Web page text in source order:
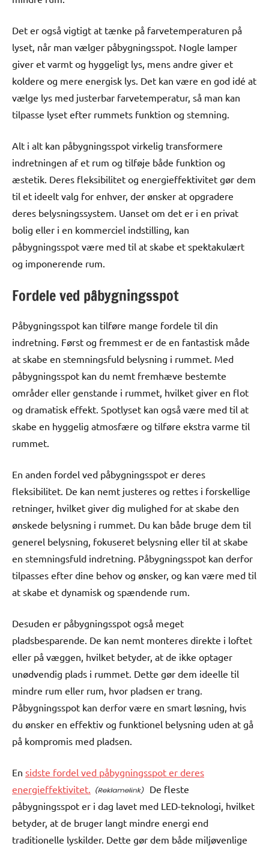
Det er også vigtigt at tænke på farvetemperaturen på
lyset, når man vælger påbygningsspot. Nogle lamper
giver et varmt og hyggeligt lys, mens andre giver et
koldere og mere energisk lys. Det kan være en god idé at
vælge lys med justerbar farvetemperatur, så man kan
tilpasse lyset efter rummets funktion og stemning.
Alt i alt kan påbygningsspot virkelig transformere
indretningen af et rum og tilføje både funktion og
æstetik. Deres fleksibilitet og energieffektivitet gør dem
til et ideelt valg for enhver, der ønsker at opgradere
deres belysningssystem. Uanset om det er i en privat
bolig eller i en kommerciel indstilling, kan
påbygningsspot være med til at skabe et spektakulært
og imponerende rum.
Fordele ved påbygningsspot
Påbygningsspot kan tilføre mange fordele til din
indretning. Først og fremmest er de en fantastisk måde
at skabe en stemningsfuld belysning i rummet. Med
påbygningsspot kan du nemt fremhæve bestemte
områder eller genstande i rummet, hvilket giver en flot
og dramatisk effekt. Spotlyset kan også være med til at
skabe en hyggelig atmosfære og tilføre ekstra varme til
rummet.
En anden fordel ved påbygningsspot er deres
fleksibilitet. De kan nemt justeres og rettes i forskellige
retninger, hvilket giver dig mulighed for at skabe den
ønskede belysning i rummet. Du kan både bruge dem til
generel belysning, fokuseret belysning eller til at skabe
en stemningsfuld indretning. Påbygningsspot kan derfor
tilpasses efter dine behov og ønsker, og kan være med til
at skabe et dynamisk og spændende rum.
Desuden er påbygningsspot også meget
pladsbesparende. De kan nemt monteres direkte i loftet
eller på væggen, hvilket betyder, at de ikke optager
unødvendig plads i rummet. Dette gør dem ideelle til
mindre rum eller rum, hvor pladsen er trang.
Påbygningsspot kan derfor være en smart løsning, hvis
du ønsker en effektiv og funktionel belysning uden at gå
på kompromis med pladsen.
En sidste fordel ved påbygningsspot er deres
energieffektivitet.
De fleste
påbygningsspot er i dag lavet med LED-teknologi, hvilket
betyder, at de bruger langt mindre energi end
traditionelle lyskilder. Dette gør dem både miljøvenlige